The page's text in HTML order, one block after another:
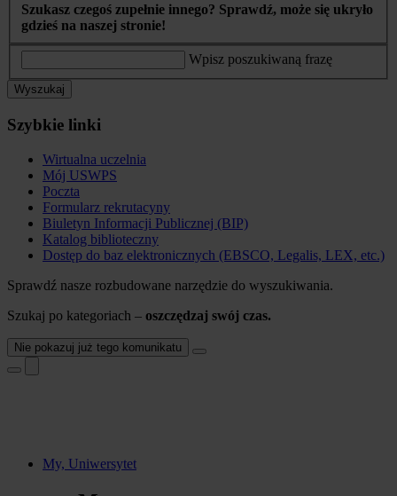
Szukasz czegoś zupełnie innego? Sprawdź, może się ukryło
gdzieś na naszej stronie!
Wpisz poszukiwaną frazę
Wyszukaj
Szybkie linki
Wirtualna uczelnia
Mój USWPS
Poczta
Formularz rekrutacyny
Biuletyn Informacji Publicznej (BIP)
Katalog biblioteczny
Dostęp do baz elektronicznych (EBSCO, Legalis, LEX, etc.)
Sprawdź nasze rozbudowane narzędzie do wyszukiwania.
Szukaj po kategoriach – oszczędzaj swój czas.
Nie pokazuj już tego komunikatu
My, Uniwersytet